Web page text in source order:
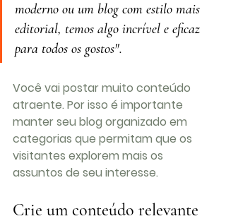
moderno ou um blog com estilo mais
editorial, temos algo incrível e eficaz
para todos os gostos".
Você vai postar muito conteúdo
atraente. Por isso é importante
manter seu blog organizado em
categorias que permitam que os
visitantes explorem mais os
assuntos de seu interesse.
Crie um conteúdo relevante